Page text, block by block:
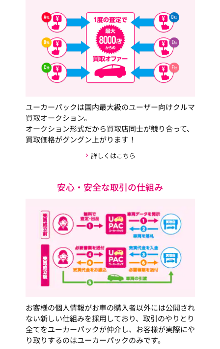
ユーカーパックは国内最大級のユーザー向けクルマ
買取オークション。
オークション形式だから買取店同士が競り合って、
買取価格がグングン上がります！
詳しくはこちら
安心・安全な取引の仕組み
お客様の個人情報がお車の購入者以外には公開され
ない新しい仕組みを採用しており、取引のやりとり
全てをユーカーパックが仲介し、お客様が実際にや
り取りするのはユーカーパックのみです。